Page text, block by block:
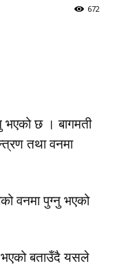
672
भएको छ । बागमती
तथा वनमा
वनमा पुग्नु भएको
भएको बताउँदै यसले